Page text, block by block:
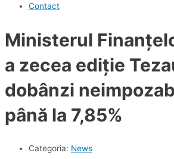
Contact
Ministerul
a zecea ediţie
dobânzi
până la 7,85%
Categoria: News